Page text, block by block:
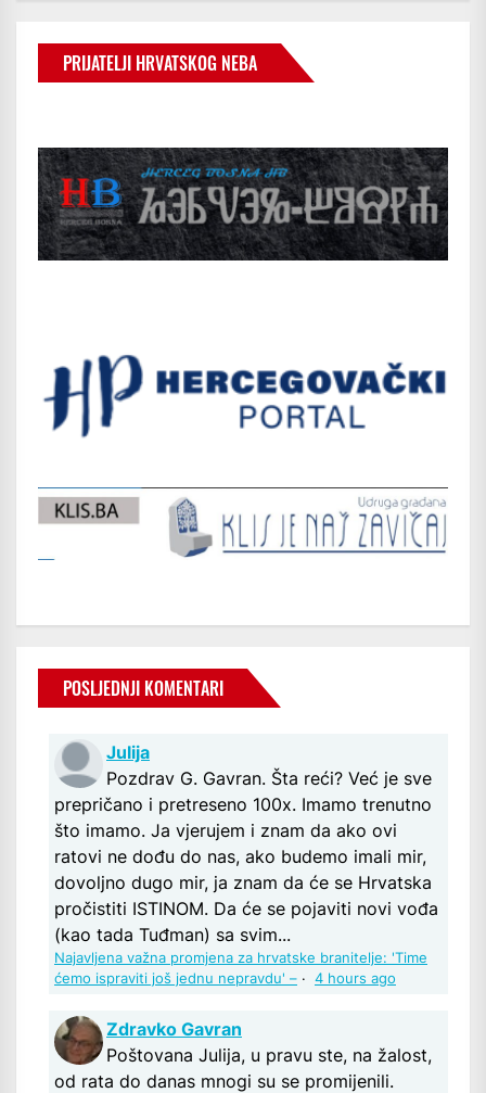
PRIJATELJI HRVATSKOG NEBA
POSLJEDNJI KOMENTARI
Julija
Pozdrav G. Gavran. Šta reći? Već je sve
prepričano i pretreseno 100x. Imamo trenutno
što imamo. Ja vjerujem i znam da ako ovi
ratovi ne dođu do nas, ako budemo imali mir,
dovoljno dugo mir, ja znam da će se Hrvatska
pročistiti ISTINOM. Da će se pojaviti novi vođa
(kao tada Tuđman) sa svim...
Najavljena važna promjena za hrvatske branitelje: 'Time
ćemo ispraviti još jednu nepravdu' – · 4 hours ago
Zdravko Gavran
Poštovana Julija, u pravu ste, na žalost,
od rata do danas mnogi su se promijenili.